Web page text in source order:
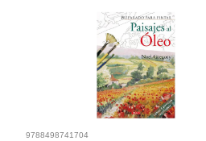
9788498741704